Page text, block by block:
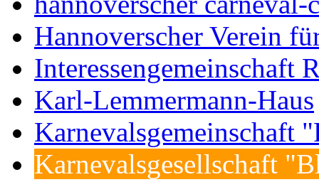
Hannoverscher Verein
Interessengemeinschaft
Karl-Lemmermann-Haus
Karnevalsgemeinschaft
Karnevalsgesellschaft